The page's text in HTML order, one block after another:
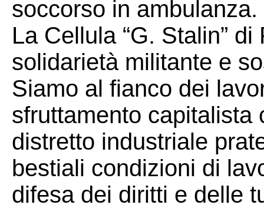
soccorso in ambulanza.
La Cellula “G. Stalin”
solidarietà militante e
Siamo al fianco dei
sfruttamento capitalista
distretto industriale
bestiali condizioni di
difesa dei diritti e delle